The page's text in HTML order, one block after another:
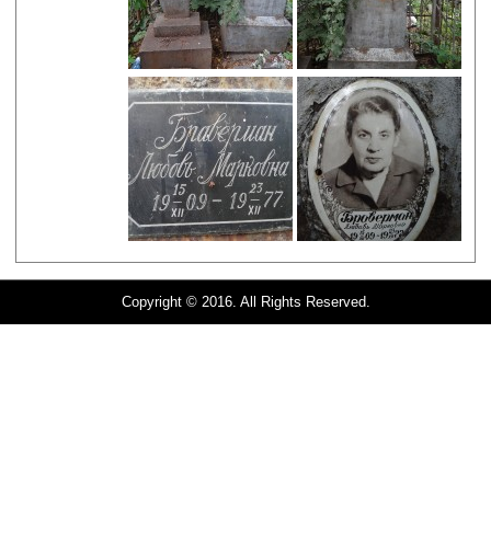
Copyright © 2016. All Rights Reserved.